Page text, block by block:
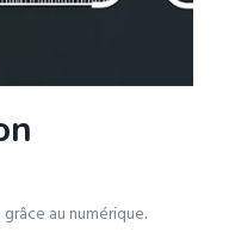
au numérique.